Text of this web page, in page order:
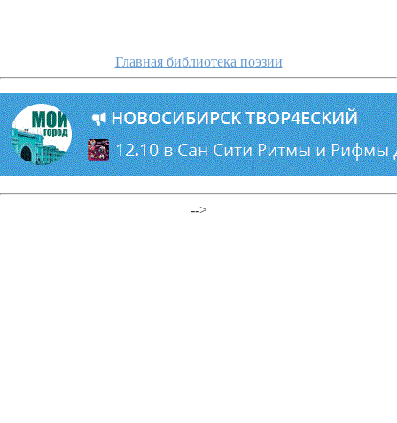
Главная библиотека поэзии
-->